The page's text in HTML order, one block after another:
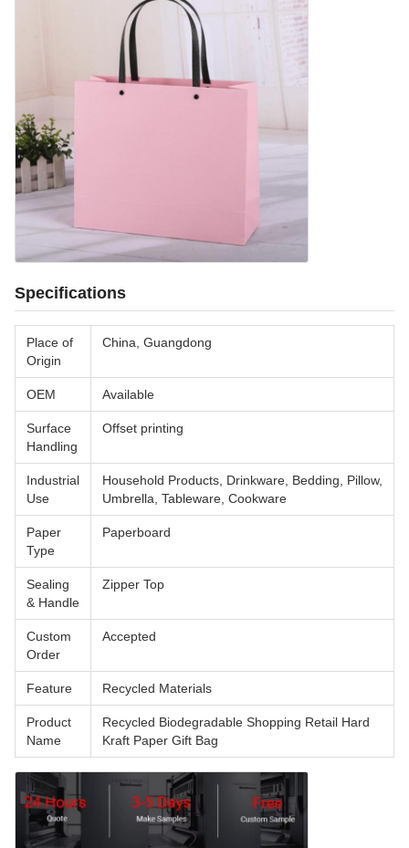
Specifications
Place of
Origin
China, Guangdong
OEM Available
Surface
Handling
Offset printing
Industrial
Use
Household Products, Drinkware, Bedding, Pillow,
Umbrella, Tableware, Cookware
Paper
Type
Paperboard
Sealing
& Handle
Zipper Top
Custom
Order
Accepted
Feature Recycled Materials
Product
Name
Recycled Biodegradable Shopping Retail Hard
Kraft Paper Gift Bag